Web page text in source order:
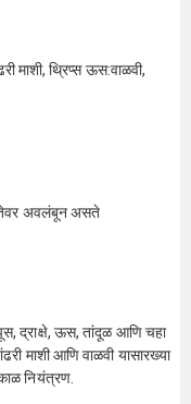
माशी, थ्रिप्स ऊस:वाळवी,
अवलंबून असते
द्राक्षे, ऊस, तांदूळ आणि चहा
माशी आणि वाळवी यासारख्या
नियंत्रण.